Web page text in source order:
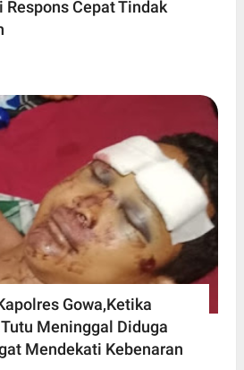
Respons Cepat Tindak
Gowa,Ketika
Meninggal Diduga
Mendekati Kebenaran